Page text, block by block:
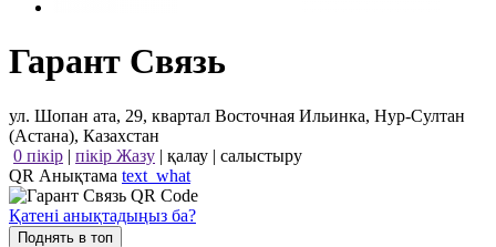
Гарант Связь
ул. Шопан ата, 29, квартал Восточная Ильинка, Нур-Султан
(Астана), Казахстан
0 пікір | пікір Жазу | қалау | салыстыру
QR Анықтама text_what
Қатені анықтадыңыз ба?
Поднять в топ